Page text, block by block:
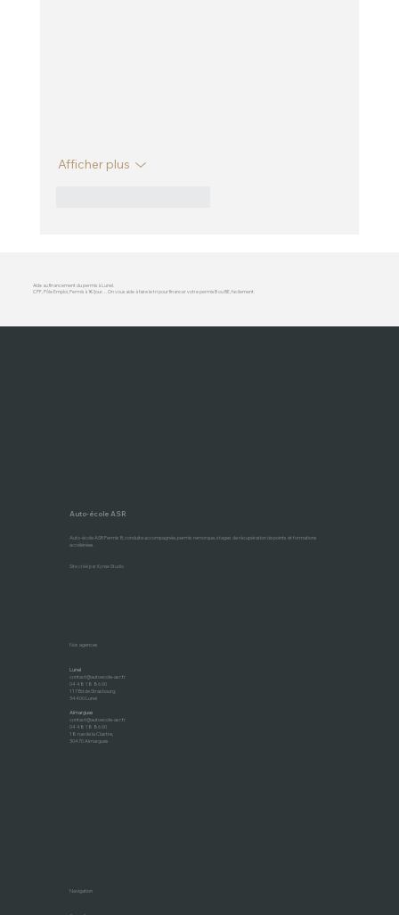
Afficher plus
Aide au financement du permis à Lunel.
CPF, Pôle Emploi, Permis à 1€/jour… On vous aide à faire le tri pour financer votre permis B ou BE, facilement.
Auto-école ASR
Auto-école ASR Permis B, conduite accompagnée, permis remorque, stages de récupération de points et formations
accélérées.
Site créé par Kynse Studio
Nos agences
Lunel
contact@autoecole-asr.fr
04 48 18 86 00
117 Bd de Strasbourg,
34400 Lunel
Aimargues
contact@autoecole-asr.fr
04 48 18 86 00
18 rue de la Clastre,
30470 Aimargues
Navigation